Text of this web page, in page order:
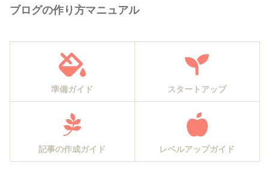
ブログの作り方マニュアル
準備ガイド スタートアップ
記事の作成ガイド レベルアップガイド